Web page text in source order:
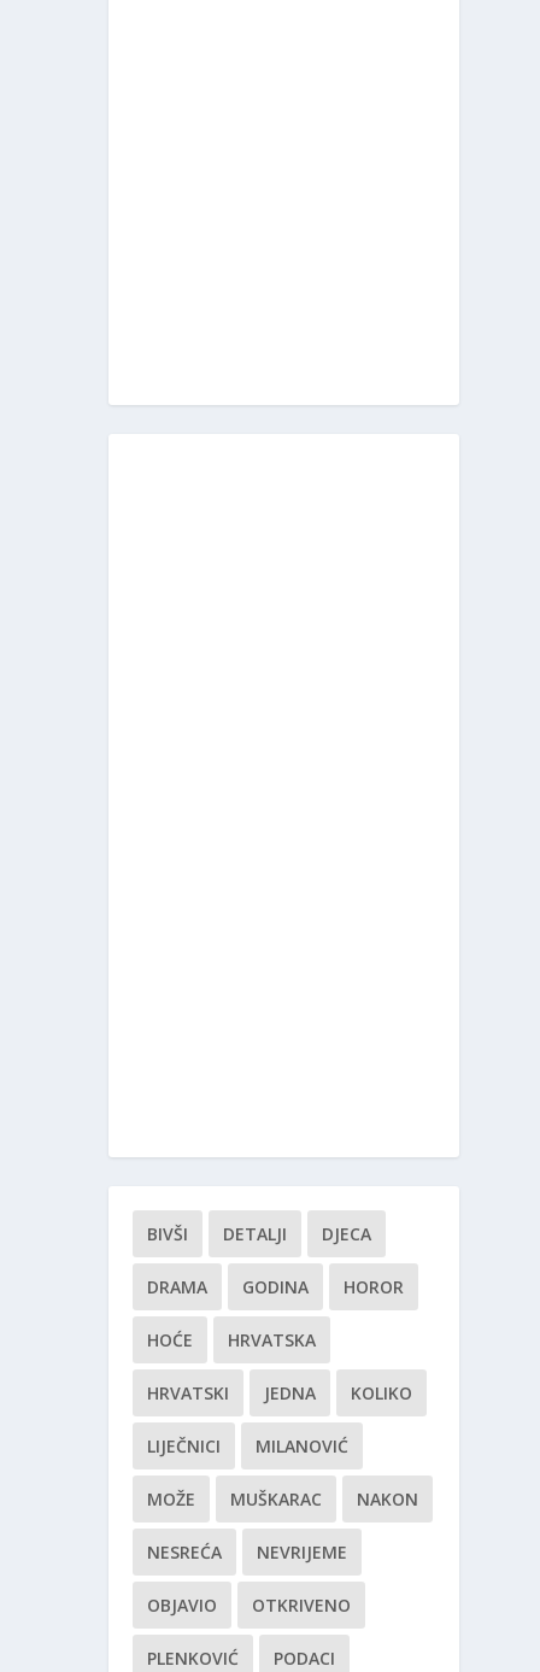
BIVŠI DETALJI DJECA
DRAMA GODINA HOROR
HOĆE HRVATSKA
HRVATSKI JEDNA KOLIKO
LIJEČNICI MILANOVIĆ
MOŽE MUŠKARAC NAKON
NESREĆA NEVRIJEME
OBJAVIO OTKRIVENO
PLENKOVIĆ PODACI